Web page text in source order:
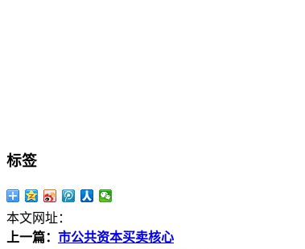
标签
本文网址：
上一篇： 市公共资本买卖核心